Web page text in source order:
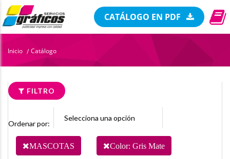
CATÁLOGO EN PDF
Inicio / Catálogo
FILTRO
Ordenar por:
MASCOTAS Color: Gris Mate